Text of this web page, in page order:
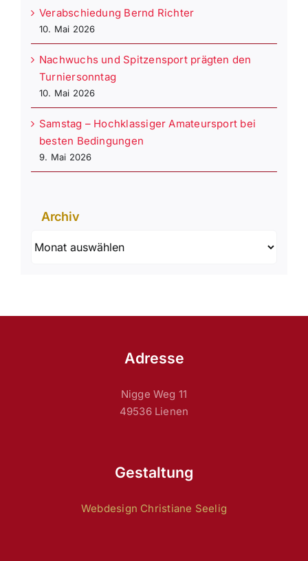
Verabschiedung Bernd Richter
10. Mai 2026
Nachwuchs und Spitzensport prägten den
Turniersonntag
10. Mai 2026
Samstag – Hochklassiger Amateursport bei
besten Bedingungen
9. Mai 2026
Archiv
Adresse
Nigge Weg 11
49536 Lienen
Gestaltung
Webdesign Christiane Seelig